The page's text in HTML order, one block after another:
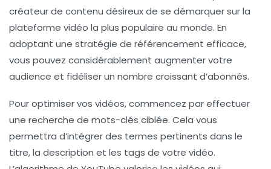
créateur de contenu désireux de se démarquer sur la
plateforme vidéo la plus populaire au monde. En
adoptant une stratégie de référencement efficace,
vous pouvez considérablement augmenter votre
audience et fidéliser un nombre croissant d’abonnés.
Pour optimiser vos vidéos, commencez par effectuer
une recherche de mots-clés ciblée. Cela vous
permettra d’intégrer des termes pertinents dans le
titre, la description et les tags de votre vidéo.